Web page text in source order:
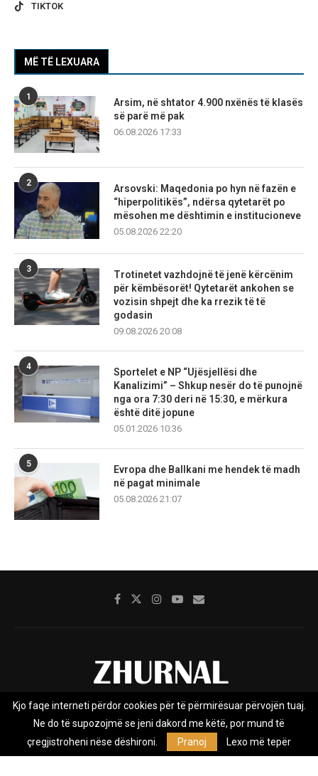
TIKTOK
MË TË LEXUARA
1
Arsim, në shtator 4.900 nxënës të klasës
së parë më pak
06.08.2026 17:33
2
Arsovski: Maqedonia po hyn në fazën e
“hiperpolitikës”, ndërsa qytetarët po
mësohen me dështimin e institucioneve
05.08.2026 22:20
3
Trotinetet vazhdojnë të jenë kërcënim
për këmbësorët! Qytetarët ankohen se
vozisin shpejt dhe ka rrezik të të
godasin
09.08.2026 20:08
4
Sportelet e NP “Ujësjellësi dhe
Kanalizimi” – Shkup nesër do të punojnë
nga ora 7:30 deri në 15:30, e mërkura
është ditë jopune
05.01.2026 10:36
5
Evropa dhe Ballkani me hendek të madh
në pagat minimale
05.08.2026 21:07
Rreth nesh Impresumi Marketing
Privacy Policy
Zhurnal.mk është Agjenci e Lajmeve e pavarur, e themeluar në vitin
Kjo faqe interneti përdor cookies për të përmirësuar përvojën tuaj.
Ne do të supozojmë se jeni dakord me këtë, por mund të
çregjistroheni nëse dëshironi.
Pranoj Lexo më tepër